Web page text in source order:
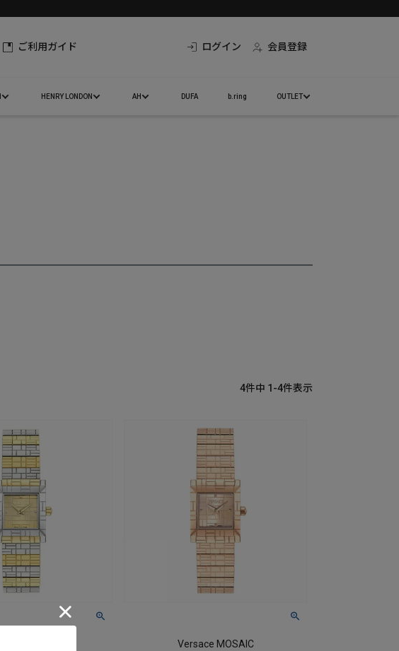
ご利用ガイド ログイン 会員登録
HENRY LONDON AH DUFA b.ring OUTLET
4件中 1 -4件表示
Versace MOSAIC